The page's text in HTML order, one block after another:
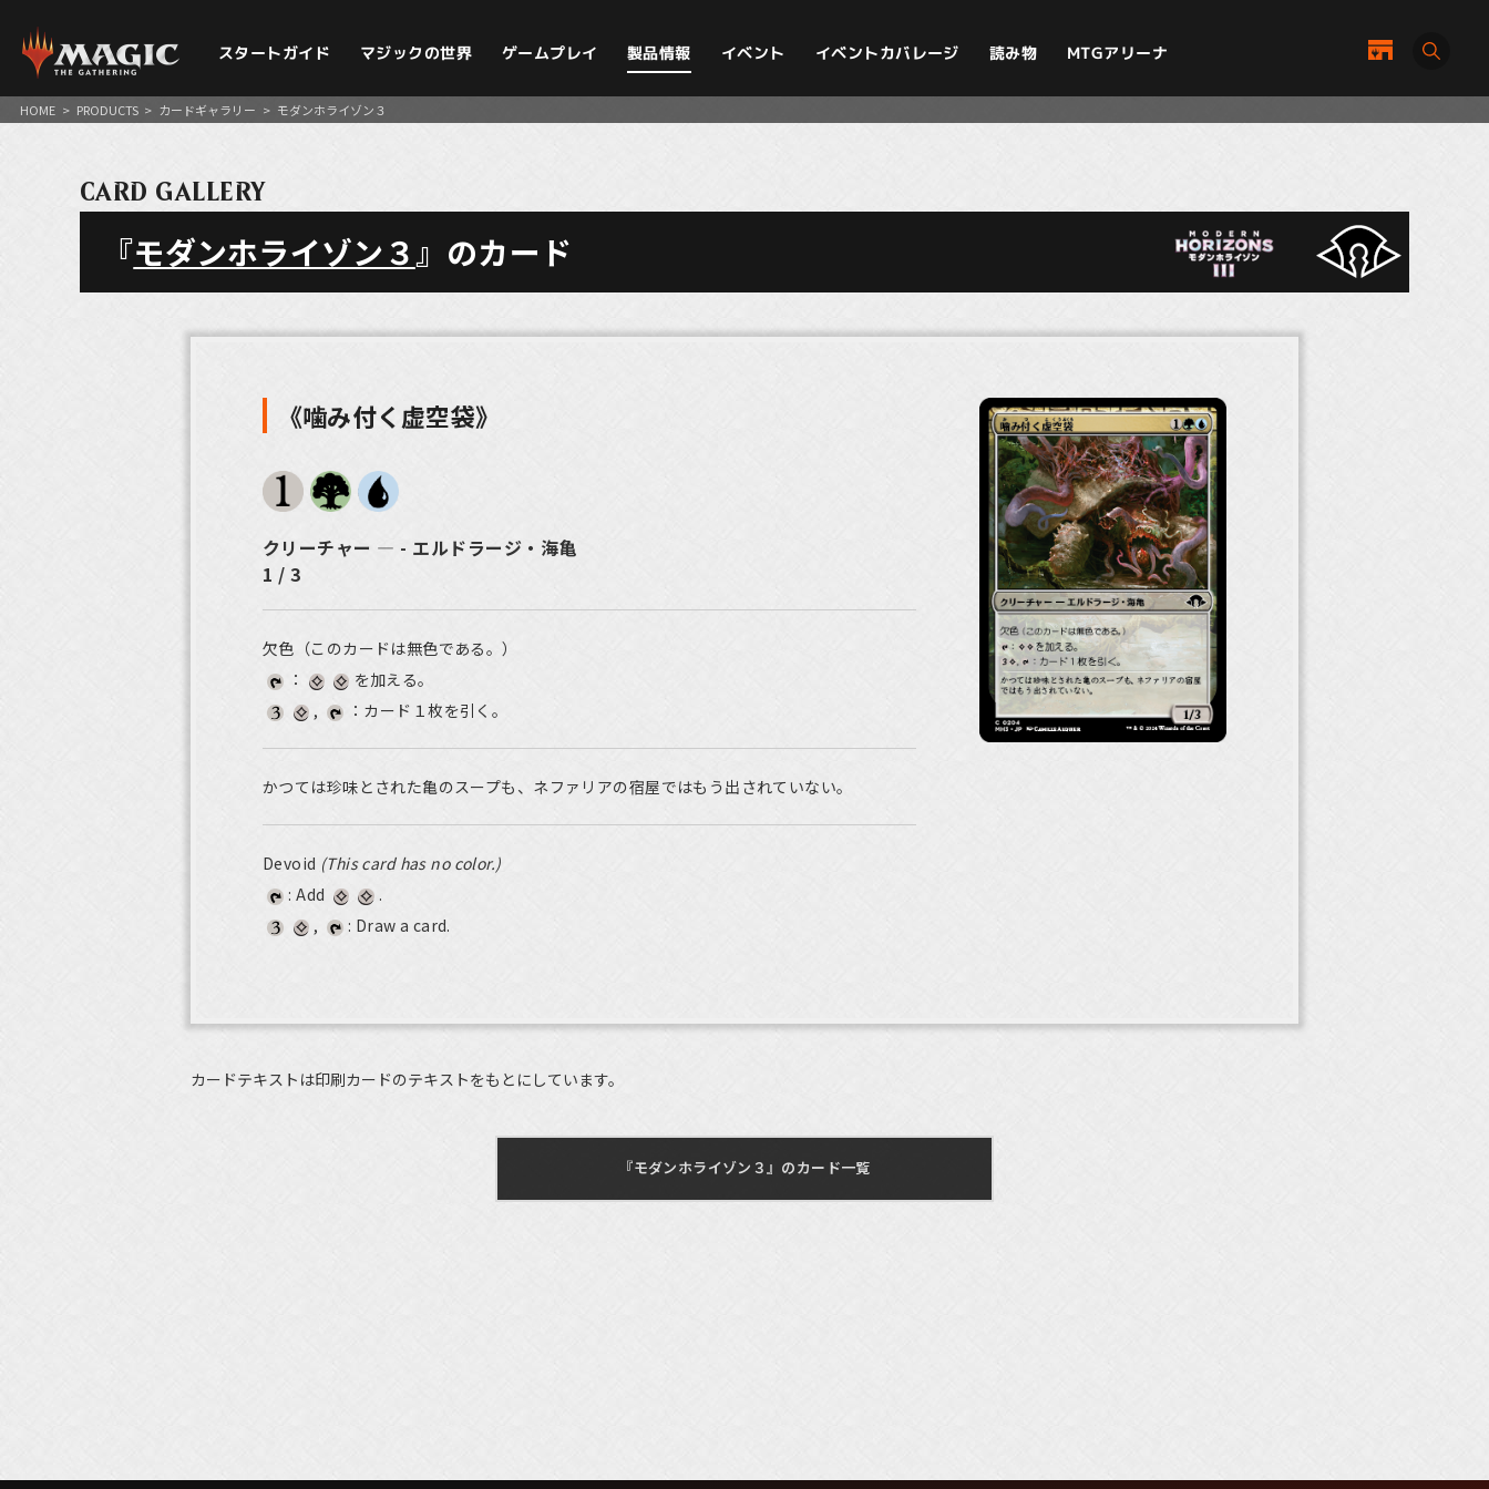
スタートガイド マジックの世界 ゲームプレイ 製品情報 イベント イベントカバレージ 読み物 MTGアリーナ
HOME > PRODUCTS > カードギャラリー > モダンホライゾン３
CARD GALLERY
『モダンホライゾン３』のカード
《噛み付く虚空袋》
クリーチャー ― - エルドラージ・海亀
1 / 3
欠色（このカードは無色である。）
：
を加える。
,
：カード１枚を引く。
かつては珍味とされた亀のスープも、ネファリアの宿屋ではもう出されていない。
Devoid (This card has no color.)
: Add
.
,
: Draw a card.
カードテキストは印刷カードのテキストをもとにしています。
『モダンホライゾン３』のカード一覧